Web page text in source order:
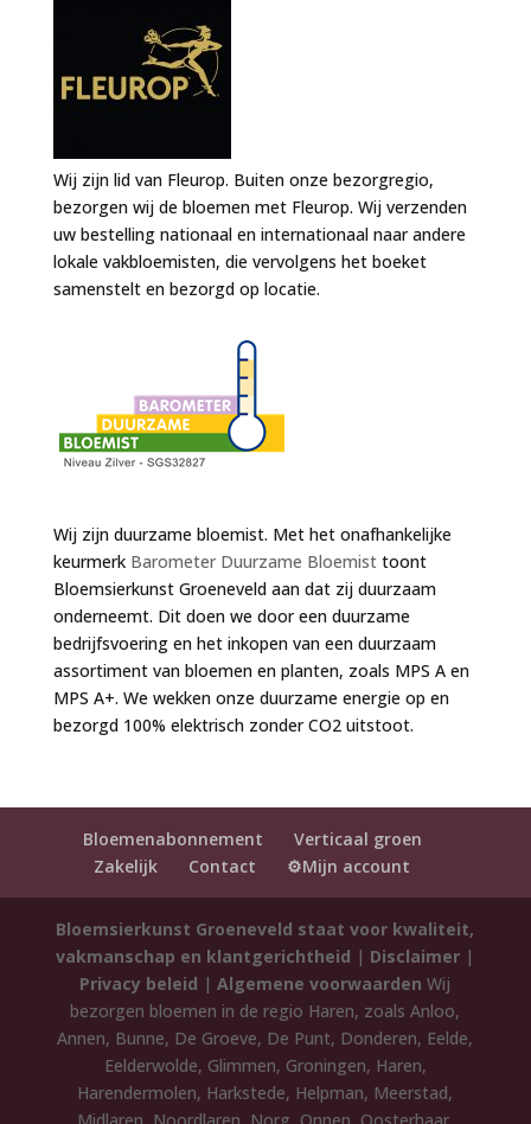
Wij zijn lid van Fleurop. Buiten onze bezorgregio,
bezorgen wij de bloemen met Fleurop. Wij verzenden
uw bestelling nationaal en internationaal naar andere
lokale vakbloemisten, die vervolgens het boeket
samenstelt en bezorgd op locatie.
Wij zijn duurzame bloemist. Met het onafhankelijke
keurmerk Barometer Duurzame Bloemisttoont
Bloemsierkunst Groeneveld aan dat zij duurzaam
onderneemt. Dit doen we door een duurzame
bedrijfsvoering en het inkopen van een duurzaam
assortiment van bloemen en planten, zoals MPS A en
MPS A+. We wekken onze duurzame energie op en
bezorgd 100% elektrisch zonder CO2 uitstoot.
Bloemenabonnement
Verticaal groen
Zakelijk
Contact ⚙️Mijn account
Bloemsierkunst Groeneveld staat voor kwaliteit,
vakmanschap en klantgerichtheid | Disclaimer |
Privacy beleid |Algemene voorwaarden Wij
bezorgen bloemen in de regio Haren, zoals Anloo,
Annen, Bunne, De Groeve, De Punt, Donderen, Eelde,
Eelderwolde, Glimmen, Groningen, Haren,
Harendermolen, Harkstede, Helpman, Meerstad,
Midlaren, Noordlaren, Norg, Onnen, Oosterhaar,